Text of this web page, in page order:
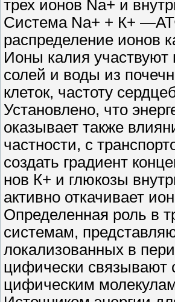
трех ионов Na+ и
Система Na+ + К+
распределение ионов
Ионы калия участвуют
солей и воды из
клеток, частоту
Установлено, что
оказывает также
частности, с
создать градиент
нов К+ и глюкозы
активно откачивает
Определенная роль в
системам,
локализованных в
цифически связывают
цифическим